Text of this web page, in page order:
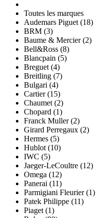
Toutes les marques
Audemars Piguet (18)
BRM (3)
Baume & Mercier (2)
Bell&Ross (8)
Blancpain (5)
Breguet (4)
Breitling (7)
Bulgari (4)
Cartier (15)
Chaumet (2)
Chopard (1)
Franck Muller (2)
Girard Perregaux (2)
Hermes (5)
Hublot (10)
IWC (5)
Jaeger-LeCoultre (12)
Omega (12)
Panerai (11)
Parmigiani Fleurier (1)
Patek Philippe (11)
Piaget (1)